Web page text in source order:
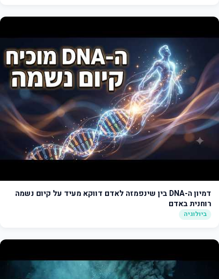
דמיון ה-DNA בין שינפמזה לאדם דווקא מעיד על קיום נשמה
רוחנית באדם
ביולוגיה